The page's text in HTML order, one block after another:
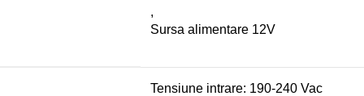
,
Sursa alimentare 12V
Tensiune intrare: 190-240 Vac